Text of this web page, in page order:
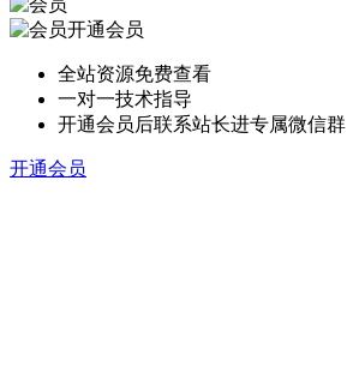
开通会员
全站资源免费查看
一对一技术指导
开通会员后联系站长进专属微信群
开通会员